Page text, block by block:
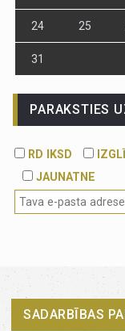
24 25
31
PARAKSTIES
RD IKSD
JAUNATNE
SADARBĪBAS